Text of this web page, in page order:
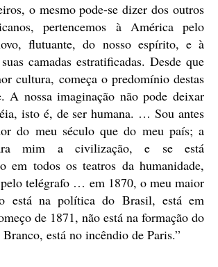
o mesmo pode-se dizer dos outros
pertencemos à América pelo
flutuante, do nosso espírito, e à
camadas estratificadas. Desde que
cultura, começa o predomínio destas
A nossa imaginação não pode deixar
isto é, de ser humana. … Sou antes
do meu século que do meu país; a
mim a civilização, e se está
em todos os teatros da humanidade,
telégrafo … em 1870, o meu maior
está na política do Brasil, está em
de 1871, não está na formação do
está no incêndio de Paris.”